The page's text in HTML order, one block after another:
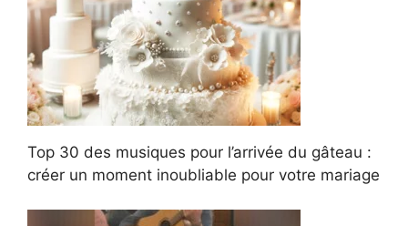
Top 30 des musiques pour l’arrivée du gâteau :
créer un moment inoubliable pour votre mariage